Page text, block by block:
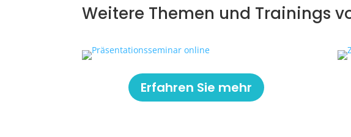
Weitere Themen und Trainings
Erfahren Sie mehr